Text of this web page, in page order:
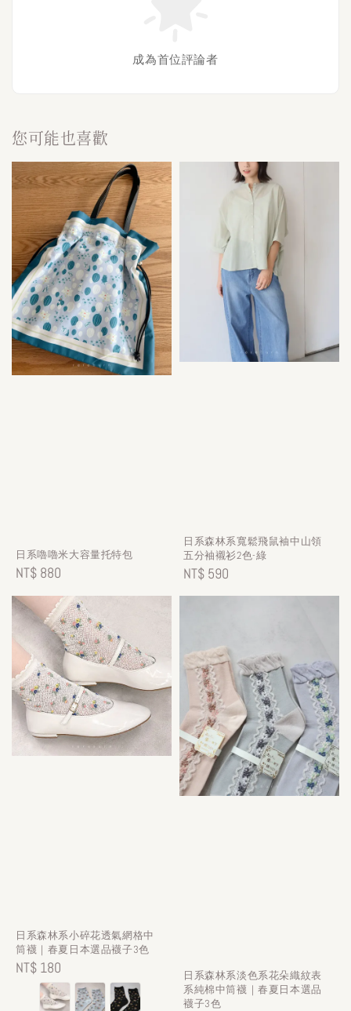
成為首位評論者
您可能也喜歡
日系嚕嚕米大容量托特包
Regular
price
NT$ 880
日系森林系寬鬆飛鼠袖中山領
五分袖襯衫2色-綠
Regular
price
NT$ 590
日系森林系小碎花透氣網格中
筒襪｜春夏日本選品襪子3色
Regular
price
NT$ 180
日系森林系淡色系花朵織紋表
系純棉中筒襪｜春夏日本選品
襪子3色